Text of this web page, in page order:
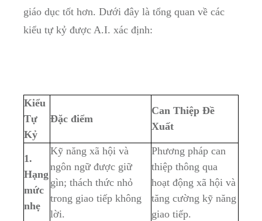
giáo dục tốt ⁢hơn. Dưới đây là tổng quan về các
kiểu tự kỷ được A.I. xác⁤ định:
Kiểu
Tự
Kỷ
Đặc ⁢điểm
Can Thiệp‍ Đề
Xuất
1.
Hạng
mức
nhẹ
Kỹ năng⁤ xã hội và
ngôn ngữ ​được giữ
gìn; thách thức⁢ nhỏ
trong giao tiếp⁣ không
lời.
Phương pháp can
thiệp thông qua
hoạt⁤ động xã hội và
tăng ‌cường kỹ năng
giao tiếp.